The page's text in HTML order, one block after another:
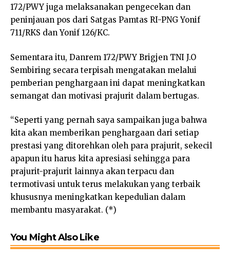
172/PWY juga melaksanakan pengecekan dan
peninjauan pos dari Satgas Pamtas RI-PNG Yonif
711/RKS dan Yonif 126/KC.
Sementara itu, Danrem 172/PWY Brigjen TNI J.O
Sembiring secara terpisah mengatakan melalui
pemberian penghargaan ini dapat meningkatkan
semangat dan motivasi prajurit dalam bertugas.
“Seperti yang pernah saya sampaikan juga bahwa
kita akan memberikan penghargaan dari setiap
prestasi yang ditorehkan oleh para prajurit, sekecil
apapun itu harus kita apresiasi sehingga para
prajurit-prajurit lainnya akan terpacu dan
termotivasi untuk terus melakukan yang terbaik
khususnya meningkatkan kepedulian dalam
membantu masyarakat. (*)
You Might Also Like